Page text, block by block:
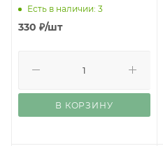
Есть в наличии: 3
330 ₽/шт
В КОРЗИНУ